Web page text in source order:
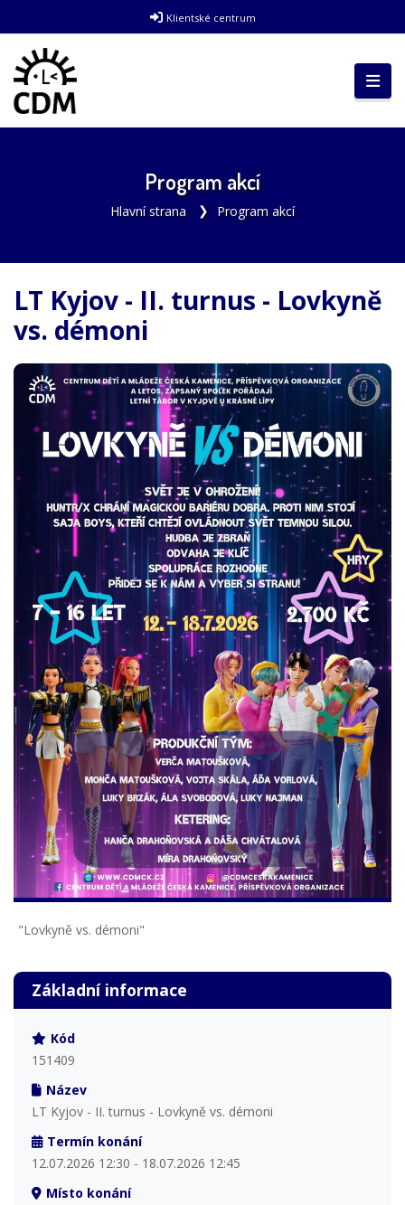
Klientské centrum
Program akcí
Hlavní strana Program akcí
LT Kyjov - II. turnus - Lovkyně
vs. démoni
"Lovkyně vs. démoni"
Základní informace
Kód
151409
Název
LT Kyjov - II. turnus - Lovkyně vs. démoni
Termín konání
12.07.2026 12:30 - 18.07.2026 12:45
Místo konání